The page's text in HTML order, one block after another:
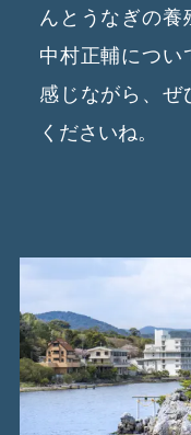
んとうなぎの養
中村正輔につい
感じながら、ぜ
くださいね。